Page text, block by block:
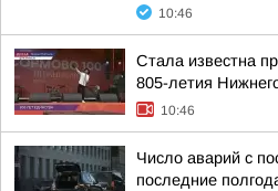
10:46
Стала известна
805-летия
10:46
Число аварий с
последние